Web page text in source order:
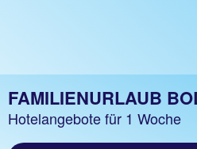
FAMILIENURLAUB
Hotelangebote für 1 Woche